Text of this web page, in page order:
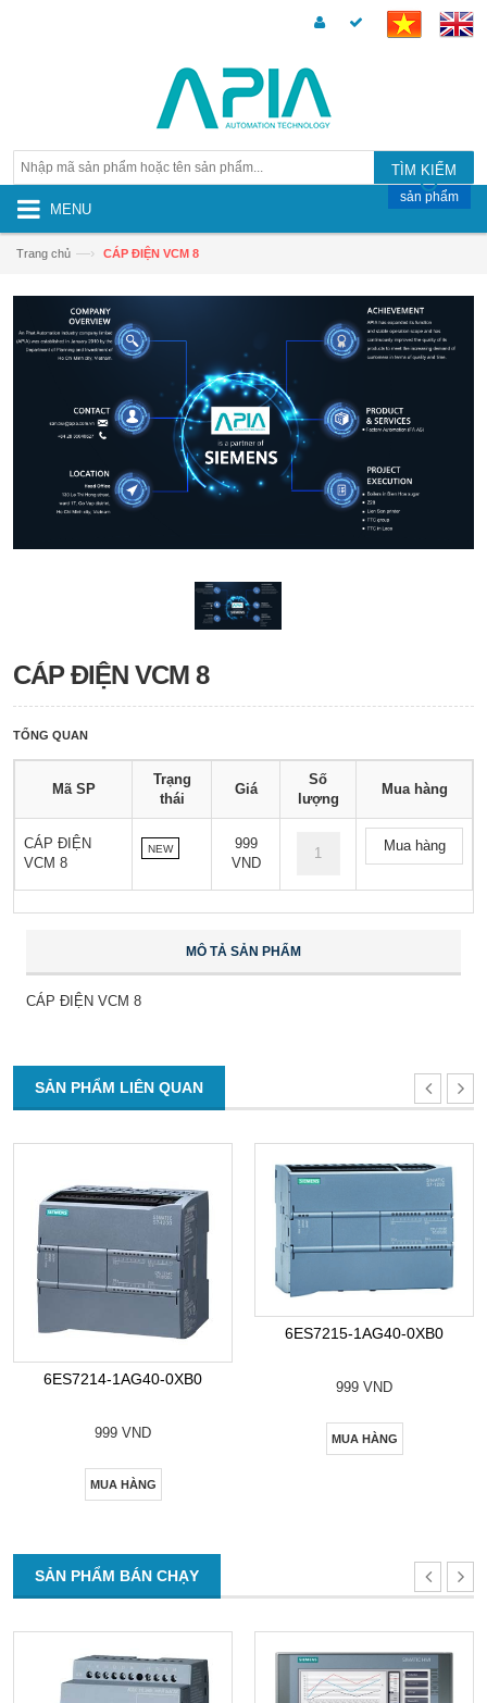
TÌM KIẾM
MENU
sản phẩm
Trang chủ —› CÁP ĐIỆN VCM 8
CÁP ĐIỆN VCM 8
TỔNG QUAN
Mã SP
Trạng
thái
Giá
Số
lượng
Mua hàng
CÁP ĐIỆN
VCM 8
NEW
999
VND
Mua hàng
MÔ TẢ SẢN PHẨM
CÁP ĐIỆN VCM 8
SẢN PHẨM LIÊN QUAN
6ES7214-1AG40-0XB0
999 VND
MUA HÀNG
6ES7215-1AG40-0XB0
999 VND
MUA HÀNG
SẢN PHẨM BÁN CHẠY